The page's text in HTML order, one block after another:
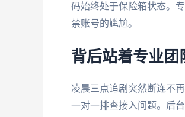
码始终处于保险箱状态。
禁账号的尴尬。
背后站着专业团
凌晨三点追剧突然断连不
一对一排查接入问题。后